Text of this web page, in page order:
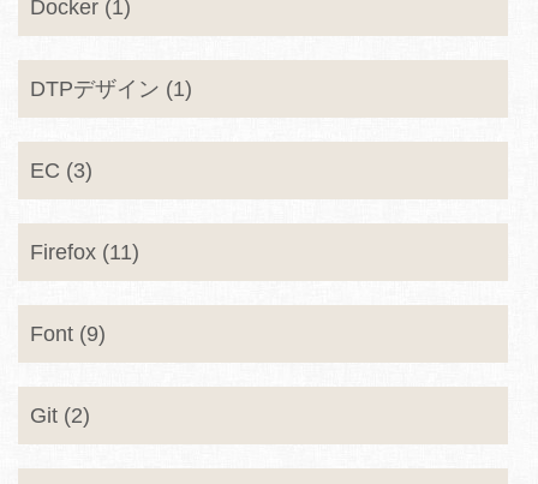
Docker (1)
DTPデザイン (1)
EC (3)
Firefox (11)
Font (9)
Git (2)